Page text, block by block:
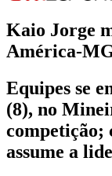
Kaio Jorge
América-
Equipes se
(8), no
assume a